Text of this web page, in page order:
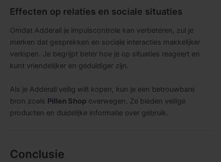
Effecten op relaties en sociale situaties
Omdat Adderall je impulscontrole kan verbeteren, zul je
merken dat gesprekken en sociale interacties makkelijker
verlopen. Je begrijpt beter hoe je op situaties reageert en
kunt vriendelijker en geduldiger zijn.
Als je Adderall veilig wilt kopen, kun je een betrouwbare
bron zoals Pillen Shop overwegen. Ze bieden veilige
producten en duidelijke informatie over gebruik.
Conclusie